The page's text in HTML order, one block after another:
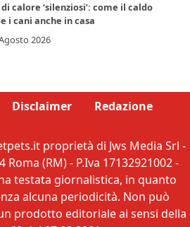
calore ‘silenziosi’: come il caldo
i cani anche in casa
2026
Disclaimer Redazione
proprietà di Jws Media Srl -
Roma (RM) - P.Iva 17132921002 -
testata giornalistica, in quanto
alcuna periodicità. Non può
prodotto editoriale ai sensi della